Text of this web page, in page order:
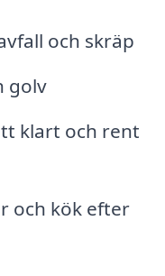
och skräp
golv
klart och rent
och kök efter